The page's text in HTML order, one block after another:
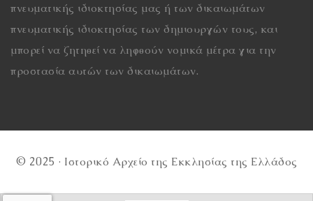
πνευματικής ιδιοκτησίας μας ή των δικαιωμάτων
πνευματικής ιδιοκτησίας των δημιουργών τους, και
μπορεί να ζητηθεί να ληφθούν νομικά μέτρα για την
προστασία αυτών των δικαιωμάτων.
© 2025 · Ιστορικό Αρχείο της Εκκλησίας της Ελλάδος